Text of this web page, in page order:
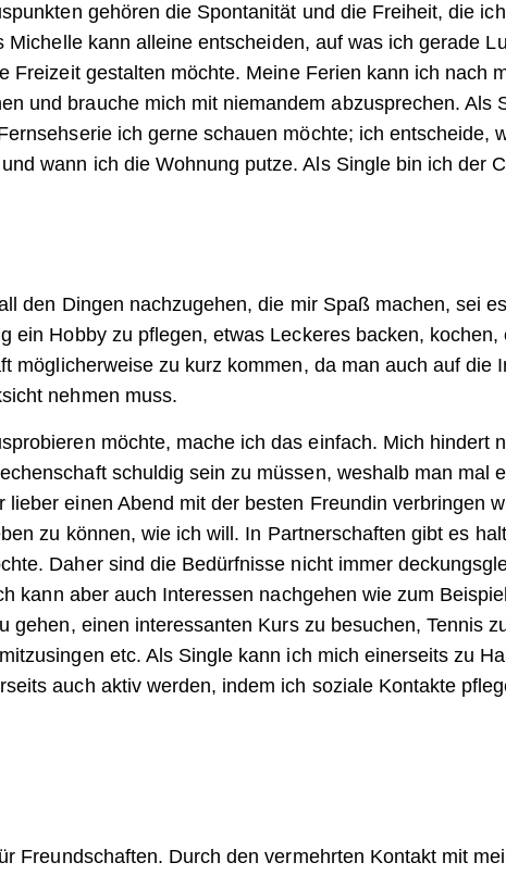
gehören die Spontanität und die Freiheit, die
kann alleine entscheiden, auf was ich gerade
Freizeit gestalten möchte. Meine Ferien kann ich nach
und brauche mich mit niemandem abzusprechen. Als
ich gerne schauen möchte; ich entscheide,
wann ich die Wohnung putze. Als Single bin ich der
den Dingen nachzugehen, die mir Spaß machen, sei
ein Hobby zu pflegen, etwas Leckeres backen, kochen,
möglicherweise zu kurz kommen, da man auch auf die
nehmen muss.
möchte, mache ich das einfach. Mich hindert
schuldig sein zu müssen, weshalb man mal
lieber einen Abend mit der besten Freundin verbringen
zu können, wie ich will. In Partnerschaften gibt es
Daher sind die Bedürfnisse nicht immer
kann aber auch Interessen nachgehen wie zum
gehen, einen interessanten Kurs zu besuchen, Tennis
etc. Als Single kann ich mich einerseits zu
auch aktiv werden, indem ich soziale Kontakte
Freundschaften. Durch den vermehrten Kontakt mit